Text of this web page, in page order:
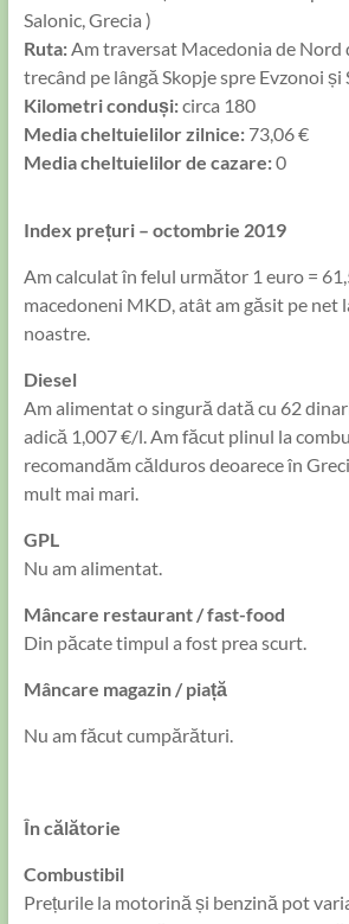
Salonic, Grecia )
Ruta:Am traversat Macedonia de Nord
trecând pe lângă Skopje spre Evzonoi și
Kilometri conduși:circa 180
Media cheltuielilor zilnice:73,06 €
Media cheltuielilor de cazare:0
Index prețuri – octombrie 2019
Am calculat în felul următor 1 euro =
macedoneni MKD, atât am găsit pe net
noastre.
Diesel
Am alimentat o singură dată cu 62
adică 1,007 €/l. Am făcut plinul la
recomandăm călduros deoarece în
mult mai mari.
GPL
Nu am alimentat.
Mâncare restaurant / fast-food
Din păcate timpul a fost prea scurt.
Mâncare magazin / piață
Nu am făcut cumpărături.
În călătorie
Combustibil
Prețurile la motorină și benzină pot